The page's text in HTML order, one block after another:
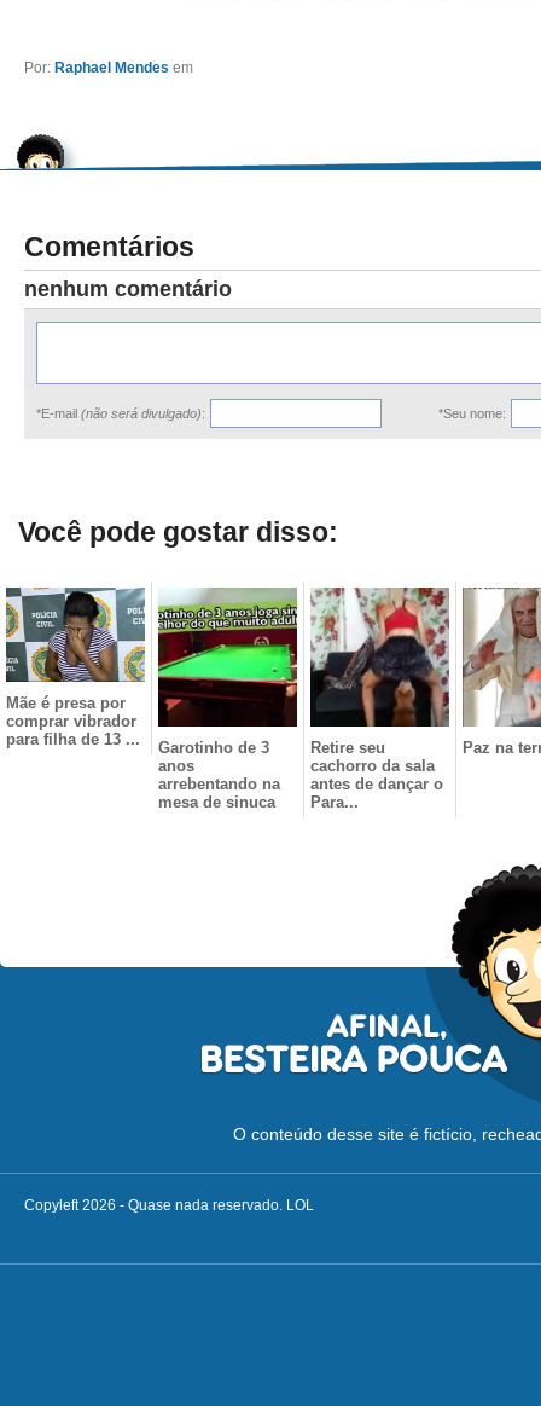
Por: Raphael Mendes em
Comentários
nenhum comentário
*E-mail (não será divulgado): *Seu nome:
Você pode gostar disso:
Mãe é presa por
comprar vibrador
para filha de 13 ...
Garotinho de 3
anos
arrebentando na
mesa de sinuca
Retire seu
cachorro da sala
antes de dançar o
Para...
Paz na
O conteúdo desse site é fictício,
Copyleft 2026 - Quase nada reservado. LOL